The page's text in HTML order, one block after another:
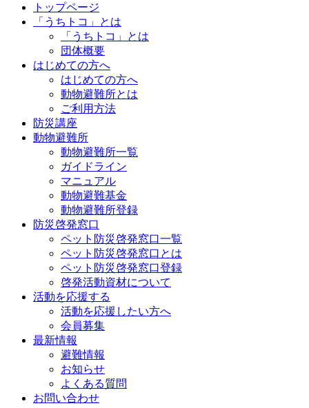
トップページ
「うちトコ」とは
「うちトコ」とは
団体概要
はじめての方へ
はじめての方へ
動物避難所とは
ご利用方法
防災講座
動物避難所
動物避難所一覧
ガイドライン
マニュアル
動物避難基金
動物避難所登録
防災啓発窓口
ペット防災啓発窓口一覧
ペット防災啓発窓口とは
ペット防災啓発窓口登録
啓発活動資材について
活動を応援する
活動を応援したい方へ
会員募集
最新情報
避難情報
お知らせ
よくある質問
お問い合わせ